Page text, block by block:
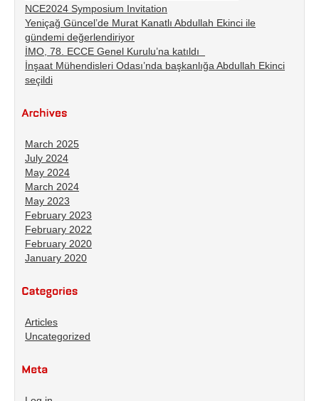
NCE2024 Symposium Invitation
Yeniçağ Güncel’de Murat Kanatlı Abdullah Ekinci ile
gündemi değerlendiriyor
İMO, 78. ECCE Genel Kurulu’na katıldı
İnşaat Mühendisleri Odası’nda başkanlığa Abdullah Ekinci
seçildi
March 2025
July 2024
May 2024
March 2024
May 2023
February 2023
February 2022
February 2020
January 2020
Articles
Uncategorized